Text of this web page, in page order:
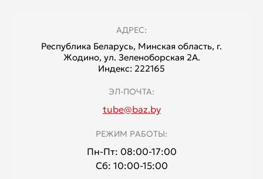
АДРЕС:
Республика Беларусь, Минская область, г.
Жодино, ул. Зеленоборская 2А.
Индекс: 222165
ЭЛ-ПОЧТА:
tube@baz.by
РЕЖИМ РАБОТЫ:
Пн-Пт: 08:00-17:00
Сб: 10:00-15:00